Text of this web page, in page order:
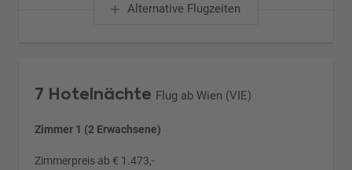
Alternative Flugzeiten
7 Hotelnächte Flug ab Wien (VIE)
Zimmer 1 (2 Erwachsene)
Zimmerpreis ab € 1.473,-